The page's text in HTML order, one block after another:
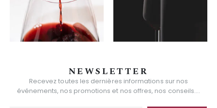
NEWSLETTER
Recevez toutes les dernières informations sur nos
événements, nos promotions et nos offres, nos conseils....